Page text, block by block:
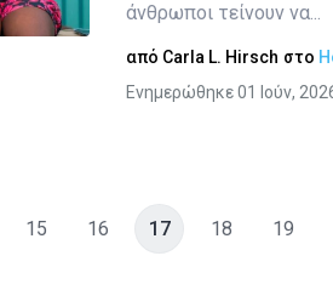
Twitter Facebook Αντιγραφή Συνδέσμου
άνθρωποι τείνουν να...
από Carla L. Hirsch στο
Ενημερώθηκε 01 Ιούν,
15 16 17 18 19